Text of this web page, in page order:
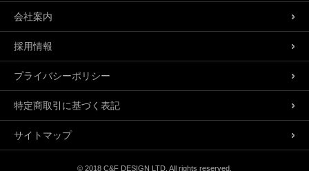
会社案内
採用情報
プライバシーポリシー
特定商取引に基づく表記
サイトマップ
© 2018 C&F DESIGN LTD. All rights reserved.